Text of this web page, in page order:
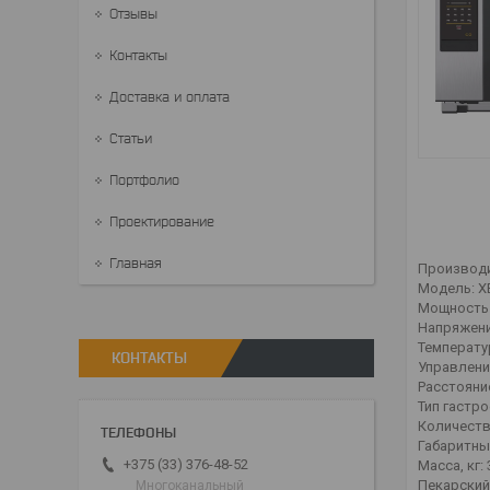
Модель:
Мощность
Тип
Масса, кг:
Отзывы
Контакты
Доставка и оплата
Статьи
Портфолио
Проектирование
Главная
КОНТАКТЫ
+375 (33) 376-48-52
Многоканальный